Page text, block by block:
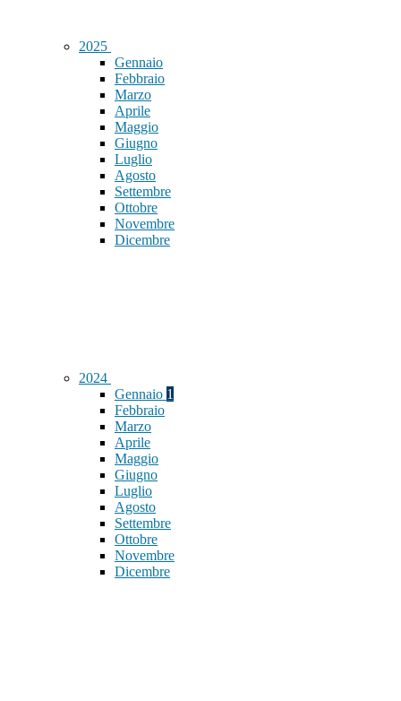
2025
Gennaio
Febbraio
Marzo
Aprile
Maggio
Giugno
Luglio
Agosto
Settembre
Ottobre
Novembre
Dicembre
2024
Gennaio 1
Febbraio
Marzo
Aprile
Maggio
Giugno
Luglio
Agosto
Settembre
Ottobre
Novembre
Dicembre